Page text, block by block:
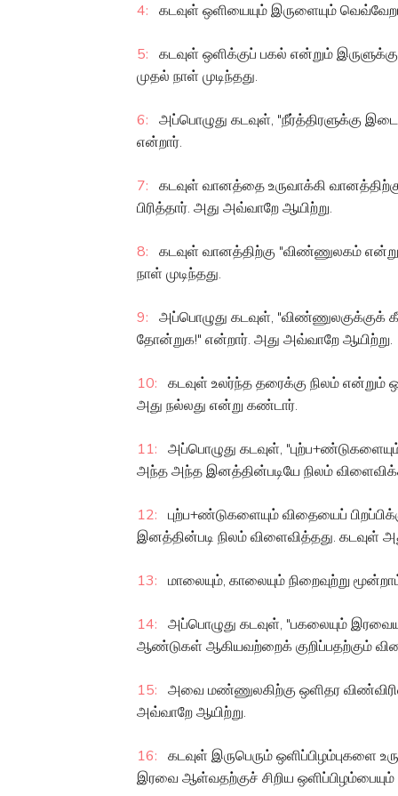
4: கடவுள் ஒளியையும் இருளையும்
5: கடவுள் ஒளிக்குப் பகல் என்றும் இருளுக்கு
முதல் நாள் முடிந்தது.
6: அப்பொழுது கடவுள், "நீர்த்திரளுக்கு
என்றார்.
7: கடவுள் வானத்தை உருவாக்கி
பிரித்தார். அது அவ்வாறே ஆயிற்று.
8: கடவுள் வானத்திற்கு "விண்ணுலகம் என்று
நாள் முடிந்தது.
9: அப்பொழுது கடவுள், "விண்ணுலகுக்குக்
தோன்றுக!" என்றார். அது அவ்வாறே ஆயிற்று.
10: கடவுள் உலர்ந்த தரைக்கு நிலம் என்றும்
அது நல்லது என்று கண்டார்.
11: அப்பொழுது கடவுள்,
அந்த அந்த இனத்தின்படியே நிலம்
12: புற்ப+ண்டுகளையும் விதையைப்
இனத்தின்படி நிலம் விளைவித்தது. கடவுள்
13: மாலையும், காலையும் நிறைவுற்று
14: அப்பொழுது கடவுள், "பகலையும்
ஆண்டுகள் ஆகியவற்றைக் குறிப்பதற்கும்
15: அவை மண்ணுலகிற்கு ஒளிதர
அவ்வாறே ஆயிற்று.
16: கடவுள் இருபெரும் ஒளிப்பிழம்புகளை
இரவை ஆள்வதற்குச் சிறிய